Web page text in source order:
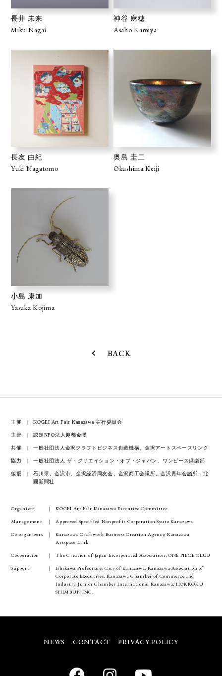
長井 未来
Miku Nagai
神谷 麻穂
Asaho Kamiya
長友 由紀
Yuki Nagatomo
奥島 圭二
Okushima Keiji
小島 康加
Yasuka Kojima
BACK
主催 KOGEI Art Fair Kanazawa 実行委員会
主管 認定NPO法人趣都金澤
共催 一般社団法人金沢クラフトビジネス創造機構、金沢アートスペースリンク
協力 一般社団法人 ザ・クリエイション・オブ・ジャパン、ワンピース倶楽部
後援
石川県、金沢市、金沢経済同友会、金沢商工会議所、金沢青年会議所、北
國新聞社
Organizer
KOGEI Art Fair Kanazawa Executive Committee
Management
Approved Specified Nonprofit Corporation Syuto Kanazawa
Co-organizers
Kanazawa Craftwork Business Creation Agency, Kanazawa
Artspace Link
Cooperation
The Creation of Japan Incorporated Association, ONE PIECE CLUB
Support
Ishikawa Prefecture, City of Kanazawa, Kanazawa Association of
Corporate Executives, Kanazawa Chamber of Commerce and
Industry, Junior Chamber International Kanazawa, HOKKOKU
SHIMBUN INC.
NEWS CONTACT PRIVACY POLICY